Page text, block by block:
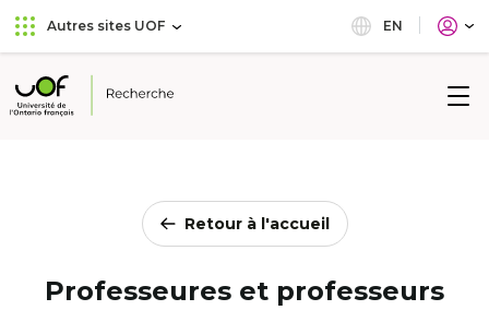
Aller
au
principal
Passer
au
Autres sites UOF EN
Université
Retour à l'accueil
Professeures et professeurs